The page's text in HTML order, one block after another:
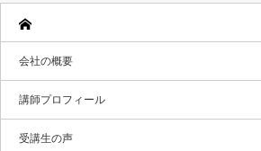
会社の概要
講師プロフィール
受講生の声